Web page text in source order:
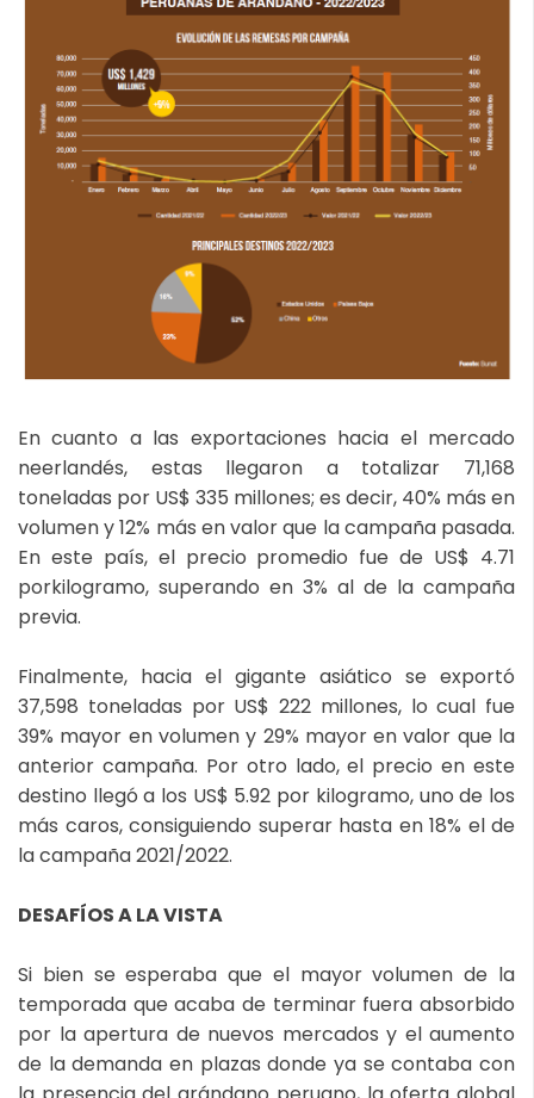
En cuanto a las exportaciones hacia el mercado
neerlandés, estas llegaron a totalizar 71,168
toneladas por US$ 335 millones; es decir, 40% más en
volumen y 12% más en valor que la campaña pasada.
En este país, el precio promedio fue de US$ 4.71
porkilogramo, superando en 3% al de la campaña
previa.
Finalmente, hacia el gigante asiático se exportó
37,598 toneladas por US$ 222 millones, lo cual fue
39% mayor en volumen y 29% mayor en valor que la
anterior campaña. Por otro lado, el precio en este
destino llegó a los US$ 5.92 por kilogramo, uno de los
más caros, consiguiendo superar hasta en 18% el de
la campaña 2021/2022.
DESAFÍOS A LA VISTA
Si bien se esperaba que el mayor volumen de la
temporada que acaba de terminar fuera absorbido
por la apertura de nuevos mercados y el aumento
de la demanda en plazas donde ya se contaba con